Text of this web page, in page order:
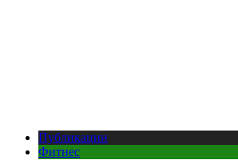
Публикации
Фитнес